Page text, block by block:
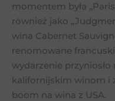
momentem była
również jako
wina Cabernet
renomowane
wydarzenie
kalifornijskim winom i
boom na wina z USA.